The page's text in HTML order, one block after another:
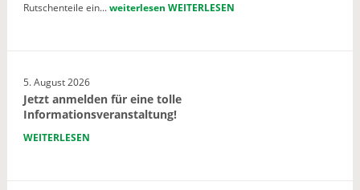
Rutschenteile ein...weiterlesen WEITERLESEN
5. August 2026
Jetzt anmelden für eine tolle
Informationsveranstaltung!
WEITERLESEN